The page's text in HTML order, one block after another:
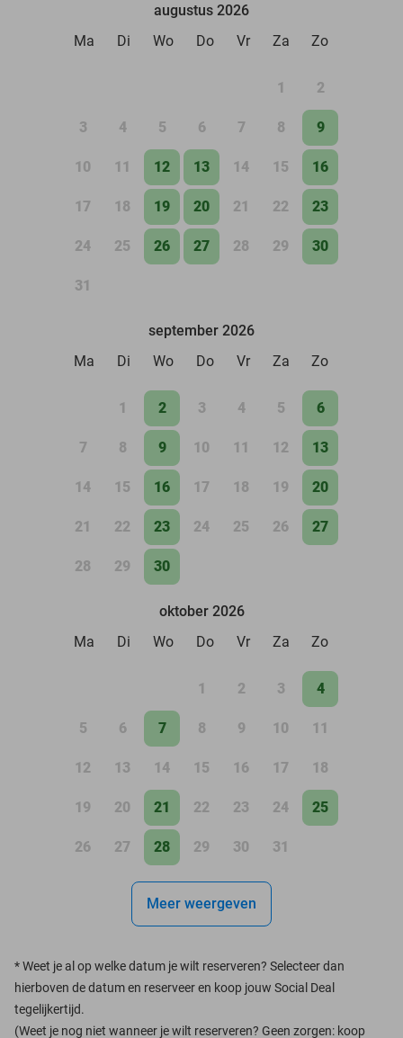
augustus 2026
Ma
Di Wo Do Vr Za Zo
1 2
3 4 5 6 7 8 9
10 11 12 13 14 15 16
17 18 19 20 21 22 23
24 25 26 27 28 29 30
31
september 2026
Ma
Di Wo Do Vr Za Zo
1 2 3 4 5 6
7 8 9 10 11 12 13
14 15 16 17 18 19 20
21 22 23 24 25 26 27
28 29 30
oktober 2026
Ma
Di Wo Do Vr Za Zo
1 2 3 4
5 6 7 8 9 10 11
12 13 14 15 16 17 18
19 20 21 22 23 24 25
26 27 28 29 30 31
Meer weergeven
*Weet je al op welke datum je wilt reserveren? Selecteer dan
hierboven de datum en reserveer en koop jouw Social Deal
tegelijkertijd.
(Weet je nog niet wanneer je wilt reserveren? Geen zorgen: koop